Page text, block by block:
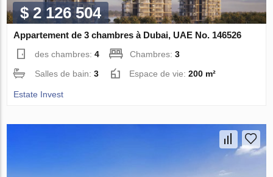
$ 2 126 504
Appartement de 3 chambres à Dubai, UAE No. 146526
des chambres:4 Chambres:3
Salles de bain:3 Espace de vie:200 m²
Estate Invest